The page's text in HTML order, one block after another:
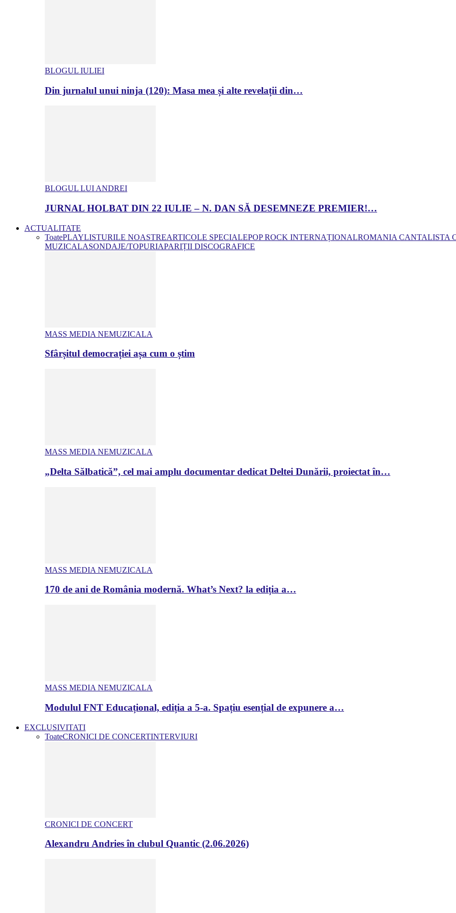
BLOGUL IULIEI
Din jurnalul unui ninja (120): Masa mea și alte revelații din…
BLOGUL LUI ANDREI
JURNAL HOLBAT DIN 22 IULIE – N. DAN SĂ DESEMNEZE PREMIER!…
ACTUALITATE
ToatePLAYLISTURILE NOASTREARTICOLE SPECIALEPOP ROCK INTERNAȚIONALROMANIA CANTALISTA
MUZICALASONDAJE/TOPURIAPARIȚII DISCOGRAFICE
MASS MEDIA NEMUZICALA
Sfârșitul democrației așa cum o știm
MASS MEDIA NEMUZICALA
„Delta Sălbatică”, cel mai amplu documentar dedicat Deltei Dunării, proiectat în…
MASS MEDIA NEMUZICALA
170 de ani de România modernă. What’s Next? la ediția a…
MASS MEDIA NEMUZICALA
Modulul FNT Educațional, ediția a 5-a. Spațiu esențial de expunere a…
EXCLUSIVITATI
ToateCRONICI DE CONCERTINTERVIURI
CRONICI DE CONCERT
Alexandru Andries în clubul Quantic (2.06.2026)